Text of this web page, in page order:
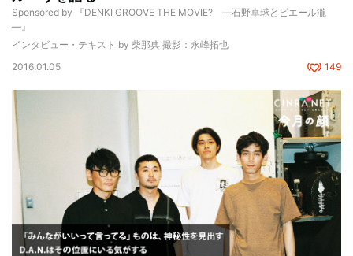
Sponsored by 『DENKI GROOVE THE MOVIE? ―石野卓球とピエール瀧
―』
インタビュー・テキスト by 柴那典 撮影：永峰拓也
2016.01.05
149